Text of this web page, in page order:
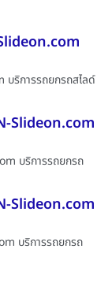
บริการรถยกรถสไลด์
Slideon.com
บริการรถยกรถ
Slideon.com
บริการรถยกรถ